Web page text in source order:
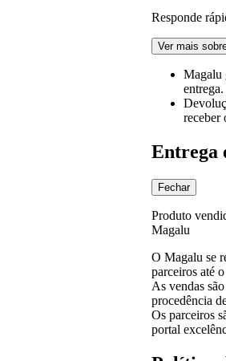
Responde
Ver mais
Magalu
entrega.
receber
Entrega
Fechar
Produto
Magalu
O Magalu se
parceiros até
As vendas
procedência
Os parceiros
portal